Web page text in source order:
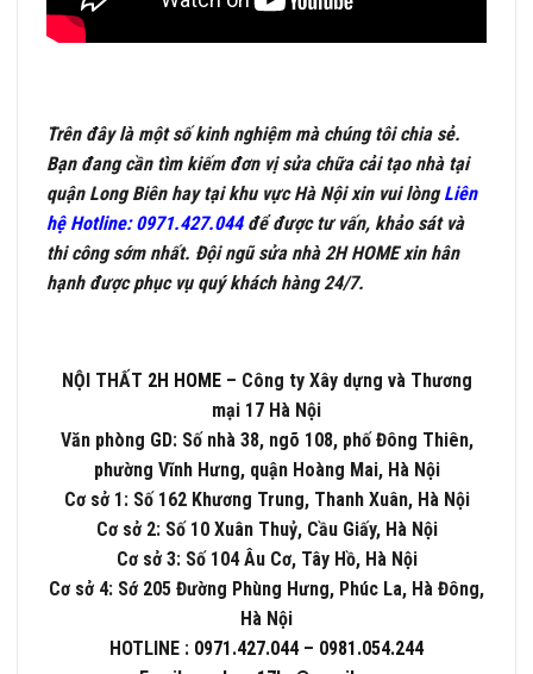
Trên đây là một số kinh nghiệm mà chúng tôi chia sẻ.
Bạn đang cần tìm kiếm đơn vị sửa chữa cải tạo nhà tại
quận Long Biên hay tại khu vực Hà Nội xin vui lòngLiên
hệ Hotline: 0971.427.044để được tư vấn, khảo sát và
thi công sớm nhất. Đội ngũ sửa nhà 2H HOME xin hân
hạnh được phục vụ quý khách hàng 24/7.
NỘI THẤT 2H HOME– Công ty Xây dựng và Thương
mại 17 Hà Nội
Văn phòng GD: Số nhà 38, ngõ 108, phố Đông Thiên,
phường Vĩnh Hưng, quận Hoàng Mai, Hà Nội
Cơ sở 1: Số 162 Khương Trung, Thanh Xuân, Hà Nội
Cơ sở 2: Số 10 Xuân Thuỷ, Cầu Giấy, Hà Nội
Cơ sở 3: Số 104 Âu Cơ, Tây Hồ, Hà Nội
Cơ sở 4: Sớ 205 Đường Phùng Hưng, Phúc La, Hà Đông,
Hà Nội
HOTLINE : 0971.427.044– 0981.054.244